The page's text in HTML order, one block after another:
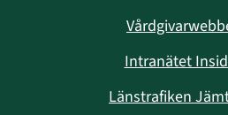
Intranätet
Länstrafiken